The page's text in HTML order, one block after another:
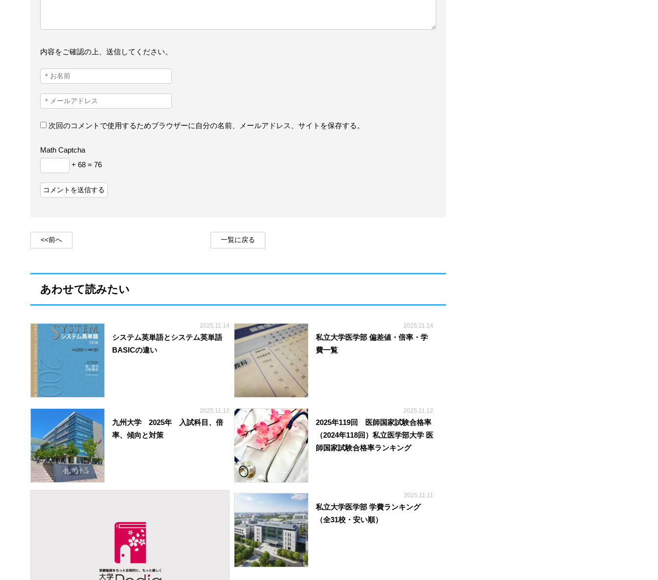
内容をご確認の上、送信してください。
次回のコメントで使用するためブラウザーに自分の名前、メールアドレス、サイトを保存する。
Math Captcha
+ 68 = 76
<<前へ 一覧に戻る
あわせて読みたい
2025.11.14
システム英単語とシステム英単語
BASICの違い
2025.11.14
私立大学医学部 偏差値・倍率・学
費一覧
2025.11.12
九州大学 2025年 入試科目、倍
率、傾向と対策
2025.11.12
2025年119回 医師国家試験合格率
（2024年118回）私立医学部大学 医
師国家試験合格率ランキング
2025.11.11
私立大学医学部 学費ランキング
（全31校・安い順）